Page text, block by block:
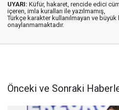
UYARI: Küfür, hakaret, rencide edici
içeren, imla kuralları ile yazılmamış,
Türkçe karakter kullanılmayan ve büyük
onaylanmamaktadır.
Önceki ve Sonraki